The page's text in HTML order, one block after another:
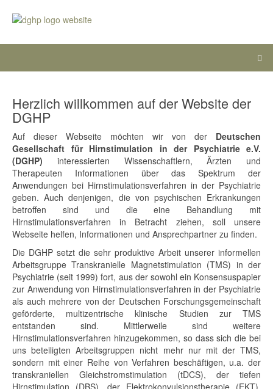
Herzlich willkommen auf der Website der
DGHP
Auf dieser Webseite möchten wir von der Deutschen
Gesellschaft für Hirnstimulation in der Psychiatrie e.V.
(DGHP) interessierten Wissenschaftlern, Ärzten und
Therapeuten Informationen über das Spektrum der
Anwendungen bei Hirnstimulationsverfahren in der Psychiatrie
geben. Auch denjenigen, die von psychischen Erkrankungen
betroffen sind und die eine Behandlung mit
Hirnstimulationsverfahren in Betracht ziehen, soll unsere
Webseite helfen, Informationen und Ansprechpartner zu finden.
Die DGHP setzt die sehr produktive Arbeit unserer informellen
Arbeitsgruppe Transkranielle Magnetstimulation (TMS) in der
Psychiatrie (seit 1999) fort, aus der sowohl ein Konsensuspapier
zur Anwendung von Hirnstimulationsverfahren in der Psychiatrie
als auch mehrere von der Deutschen Forschungsgemeinschaft
geförderte, multizentrische klinische Studien zur TMS
entstanden sind. Mittlerweile sind weitere
Hirnstimulationsverfahren hinzugekommen, so dass sich die bei
uns beteiligten Arbeitsgruppen nicht mehr nur mit der TMS,
sondern mit einer Reihe von Verfahren beschäftigen, u.a. der
transkraniellen Gleichstromstimulation (tDCS), der tiefen